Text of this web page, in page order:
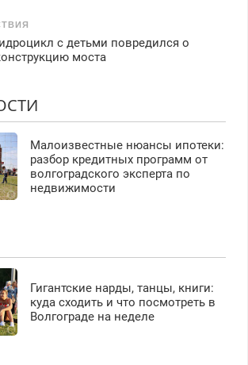
с детьми повредился о
моста
Малоизвестные нюансы ипотеки:
разбор кредитных программ от
волгоградского эксперта по
недвижимости
Гигантские нарды, танцы, книги:
куда сходить и что посмотреть в
Волгограде на неделе